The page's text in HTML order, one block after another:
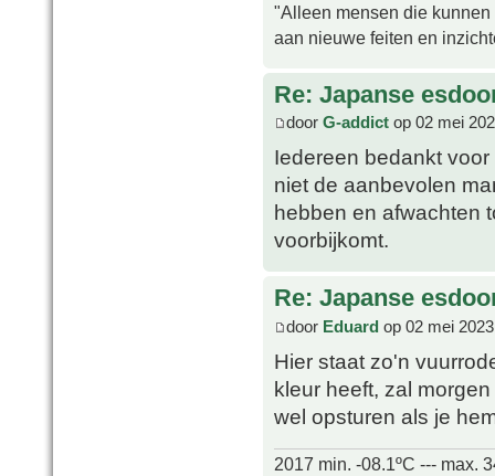
"Alleen mensen die
aan nieuwe feiten en
Re: Japanse
door G-addict op 02 mei
Iedereen bedankt
niet de aanbevolen
hebben en afwachten
voorbijkomt.
Re: Japanse
door Eduard op 02 mei
Hier staat zo'n
kleur heeft, zal
wel opsturen als je
2017 min. -08.1ºC --- max.